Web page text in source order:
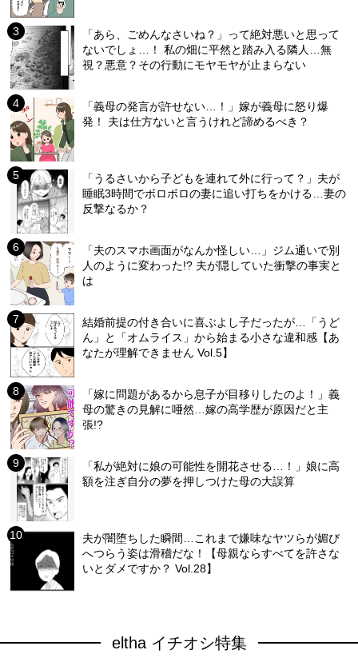
「あら、ごめんなさいね？」って絶対悪いと思って
ないでしょ…！ 私の畑に平然と踏み入る隣人…無
視？悪意？その行動にモヤモヤが止まらない
「義母の発言が許せない…！」嫁が義母に怒り爆
発！ 夫は仕方ないと言うけれど諦めるべき？
「うるさいから子どもを連れて外に行って？」夫が
睡眠3時間でボロボロの妻に追い打ちをかける…妻の
反撃なるか？
「夫のスマホ画面がなんか怪しい…」ジム通いで別
人のように変わった!? 夫が隠していた衝撃の事実と
は
結婚前提の付き合いに喜ぶよし子だったが…「うど
ん」と「オムライス」から始まる小さな違和感【あ
なたが理解できません Vol.5】
「嫁に問題があるから息子が目移りしたのよ！」義
母の驚きの見解に唖然…嫁の高学歴が原因だと主
張!?
「私が絶対に娘の可能性を開花させる…！」娘に高
額を注ぎ自分の夢を押しつけた母の大誤算
夫が闇堕ちした瞬間…これまで嫌味なヤツらが媚び
へつらう姿は滑稽だな！【母親ならすべてを許さな
いとダメですか？ Vol.28】
eltha イチオシ特集